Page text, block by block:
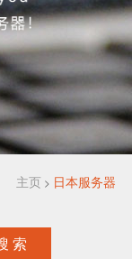
主页 > 日本服务器